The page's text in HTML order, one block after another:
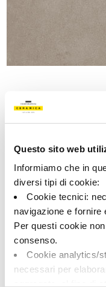
Questo sito web
Informiamo che in
diversi tipi di cookie:
Cookie tecnici:
navigazione e fornire
Per questi cookie
consenso.
Cookie analytics/
necessari per
160446 |
Collezione
00684
Grigio
Tipologia:
Fondo
Formato: